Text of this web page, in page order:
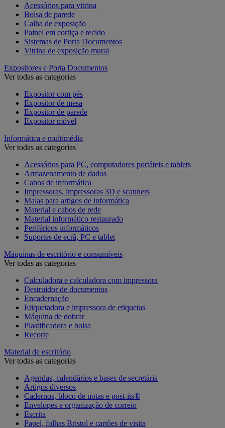
Acessórios para vitrina
Bolsa de parede
Calha de exposição
Painel em cortiça e tecido
Sistemas de Porta Documentos
Vitrina de exposição mural
Expositores e Porta Documentos
Ver todas as categorias
Expositor com pés
Expositor de mesa
Expositor de parede
Expositor móvel
Informática e multimédia
Ver todas as categorias
Acessórios para PC, computadores portáteis e tablets
Armazenamento de dados
Cabos de informática
Impressoras, impressoras 3D e scanners
Malas para artigos de informática
Material e cabos de rede
Material informático restaurado
Periféricos informáticos
Suportes de ecrã, PC e tablet
Máquinas de escritório e consumíveis
Ver todas as categorias
Calculadora e calculadora com impressora
Destruidor de documentos
Encadernação
Etiquetadora e impressora de etiquetas
Máquina de dobrar
Plastificadora e bolsa
Recorte
Material de escritório
Ver todas as categorias
Agendas, calendários e bases de secretária
Artigos diversos
Cadernos, bloco de notas e post-its®
Envelopes e organização de correio
Escrita
Papel, folhas Bristol e cartões de visita